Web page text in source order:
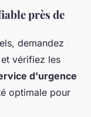
près de
demandez
vérifiez les
d'urgence
optimale pour